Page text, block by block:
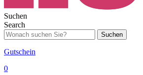
Suchen
Search
Suchen
Gutschein
0